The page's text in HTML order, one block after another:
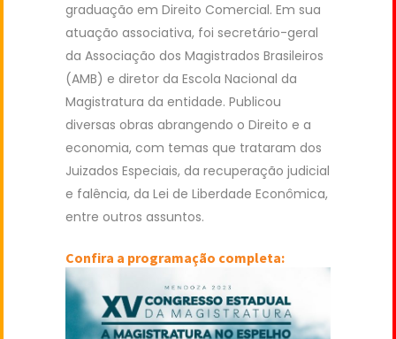
graduação em Direito Comercial. Em sua
atuação associativa, foi secretário-geral
da Associação dos Magistrados Brasileiros
(AMB) e diretor da Escola Nacional da
Magistratura da entidade. Publicou
diversas obras abrangendo o Direito e a
economia, com temas que trataram dos
Juizados Especiais, da recuperação judicial
e falência, da Lei de Liberdade Econômica,
entre outros assuntos.
Confira a programação completa: